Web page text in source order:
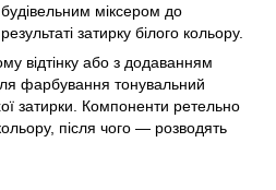
міксером до
затирку білого кольору.
відтінку або з додаванням
фарбування тонувальний
затирки. Компоненти ретельно
після чого — розводять